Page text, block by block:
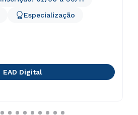
Especialização
EAD Digital